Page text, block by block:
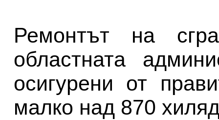
Ремонтът на
областната
осигурени от
малко над 870